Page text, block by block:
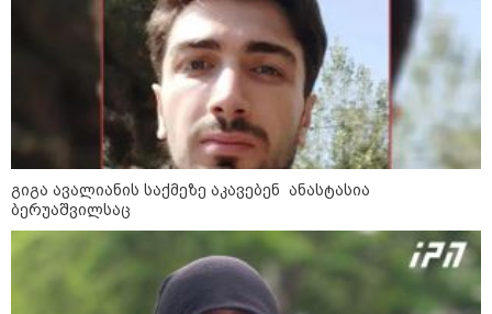
ბერუაშვილსაც დაიჭერენ
ანდრია ჯაღმაიძე - სიმართლე
გაცხადდება და თავად ამხელს
მათ, ვინც სცადა, უბედური და
სამწუხარო, მგრძნობიარე ამბავი
ეკლესიის დასაკნინებლად
გამოეყენებინა - ეკლესიას
უკრაინაში მებრძოლ
ადამიანთათვის რაიმე
შემზღუდავი ნორმა არასდროს
დაუდგენია
Faceამბები
გიგა ავალიანის საქმეზე აკავებენ ანასტასია
ბერუაშვილსაც